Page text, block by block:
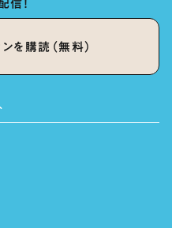
！
を購読（無料）